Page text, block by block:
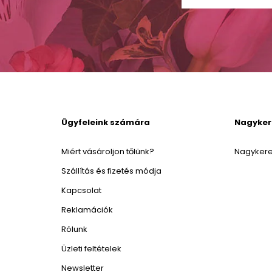
Ügyfeleink számára
Miért vásároljon tőlünk?
Szállítás és fizetés módja
Kapcsolat
Reklamációk
Rólunk
Üzleti feltételek
Newsletter